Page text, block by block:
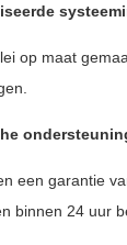
op maat
een garantie
binnen 24 uur